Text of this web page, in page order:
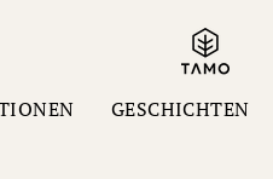
GESCHICHTEN